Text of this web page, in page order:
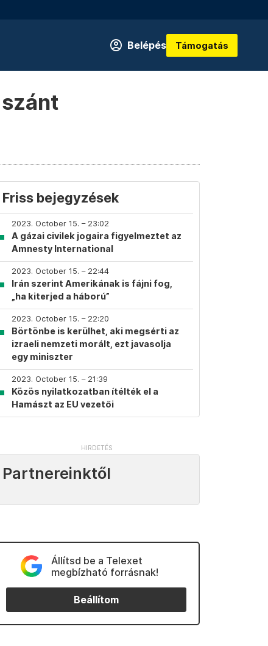
Belépés Támogatás
Friss bejegyzések
2023. October 15. – 23:02
A gázai civilek jogaira figyelmeztet az
Amnesty International
2023. October 15. – 22:44
Irán szerint Amerikának is fájni fog,
„ha kiterjed a háború”
2023. October 15. – 22:20
Börtönbe is kerülhet, aki megsérti az
izraeli nemzeti morált, ezt javasolja
egy miniszter
2023. October 15. – 21:39
Közös nyilatkozatban ítélték el a
Hamászt az EU vezetői
Partnereinktől
Állítsd be a Telexet
megbízható forrásnak!
Beállítom